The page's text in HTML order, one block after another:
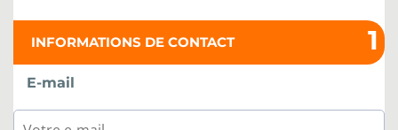
INFORMATIONS DE CONTACT 1
E-mail